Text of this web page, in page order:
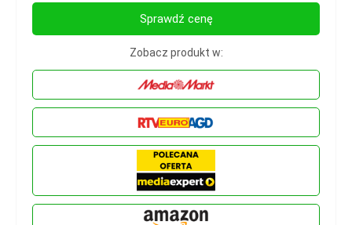
Sprawdź cenę
Zobacz produkt w: